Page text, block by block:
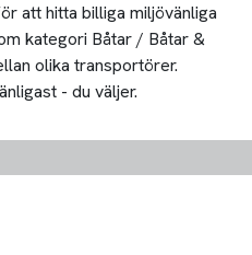
att hitta billiga miljövänliga
kategori Båtar / Båtar &
olika transportörer.
- du väljer.